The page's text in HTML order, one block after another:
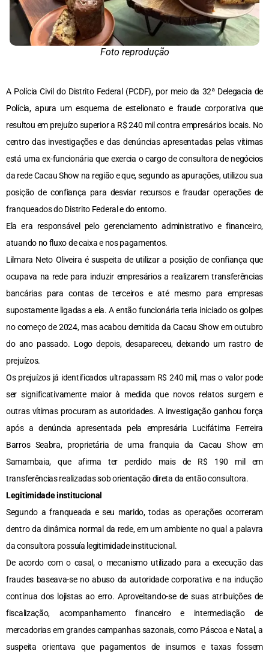
Foto reprodução
A Polícia Civil do Distrito Federal (PCDF), por meio da 32ª Delegacia de
Polícia, apura um esquema de estelionato e fraude corporativa que
resultou em prejuízo superior a R$ 240 mil contra empresários locais. No
centro das investigações e das denúncias apresentadas pelas vítimas
está uma ex-funcionária que exercia o cargo de consultora de negócios
da rede Cacau Show na região e que, segundo as apurações, utilizou sua
posição de confiança para desviar recursos e fraudar operações de
franqueados do Distrito Federal e do entorno.
Ela era responsável pelo gerenciamento administrativo e financeiro,
atuando no fluxo de caixa e nos pagamentos.
Lilmara Neto Oliveira é suspeita de utilizar a posição de confiança que
ocupava na rede para induzir empresários a realizarem transferências
bancárias para contas de terceiros e até mesmo para empresas
supostamente ligadas a ela. A então funcionária teria iniciado os golpes
no começo de 2024, mas acabou demitida da Cacau Show em outubro
do ano passado. Logo depois, desapareceu, deixando um rastro de
prejuízos.
Os prejuízos já identificados ultrapassam R$ 240 mil, mas o valor pode
ser significativamente maior à medida que novos relatos surgem e
outras vítimas procuram as autoridades. A investigação ganhou força
após a denúncia apresentada pela empresária Lucifátima Ferreira
Barros Seabra, proprietária de uma franquia da Cacau Show em
Samambaia, que afirma ter perdido mais de R$ 190 mil em
transferências realizadas sob orientação direta da então consultora.
Legitimidade institucional
Segundo a franqueada e seu marido, todas as operações ocorreram
dentro da dinâmica normal da rede, em um ambiente no qual a palavra
da consultora possuía legitimidade institucional.
De acordo com o casal, o mecanismo utilizado para a execução das
fraudes baseava-se no abuso da autoridade corporativa e na indução
contínua dos lojistas ao erro. Aproveitando-se de suas atribuições de
fiscalização, acompanhamento financeiro e intermediação de
mercadorias em grandes campanhas sazonais, como Páscoa e Natal, a
suspeita orientava que pagamentos de insumos e taxas fossem